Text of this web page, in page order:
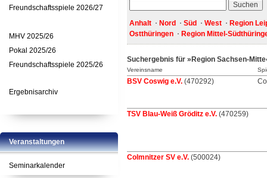
Freundschaftsspiele 2026/27
MHV 2025/26
Pokal 2025/26
Freundschaftsspiele 2025/26
Ergebnisarchiv
Veranstaltungen
Seminarkalender
Anhalt Nord Süd West
Region
Ostthüringen
Region Mittel-
Suchergebnis für »Region Sachsen-
Vereinsname
BSV Coswig e.V. (470292)
TSV Blau-Weiß Gröditz e.V. (470259)
Colmnitzer SV e.V. (500024)